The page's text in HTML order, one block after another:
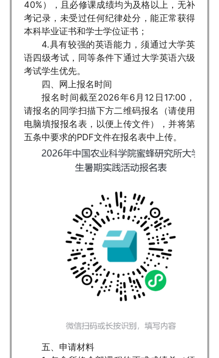
40%），且必修课成绩均为及格以上，无补
考记录，未受过任何纪律处分，能正常获得
本科毕业证书和学士学位证书；
4.具有较强的英语能力，须通过大学英
语四级考试，同等条件下通过大学英语六级
考试学生优先。
四、网上报名时间
报名时间截至2026年6月12日17:00，
请报名的同学扫描下方二维码报名（请使用
电脑填报报名表，以便上传文件），并将第
五条中要求的PDF文件在报名表中上传。
五、申请材料